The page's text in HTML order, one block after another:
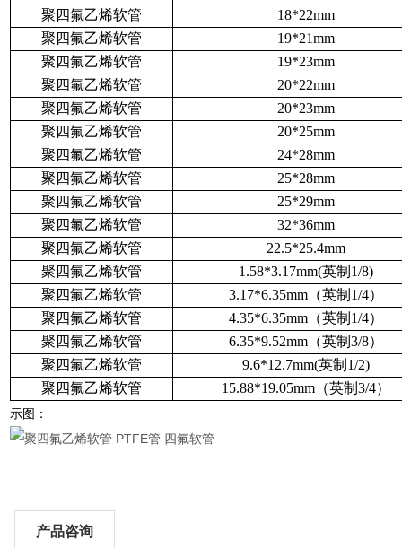
聚四氟乙烯软管
18*22mm
聚四氟乙烯软管
19*21mm
聚四氟乙烯软管
19*23mm
聚四氟乙烯软管
20*22mm
聚四氟乙烯软管
20*23mm
聚四氟乙烯软管
20*25mm
聚四氟乙烯软管
24*28mm
聚四氟乙烯软管
25*28mm
聚四氟乙烯软管
25*29mm
聚四氟乙烯软管
32*36mm
聚四氟乙烯软管
22.5*25.4mm
聚四氟乙烯软管
1.58*3.17mm(英制1/8)
聚四氟乙烯软管
3.17*6.35mm（英制1/4）
聚四氟乙烯软管
4.35*6.35mm（英制1/4）
聚四氟乙烯软管
6.35*9.52mm（英制3/8）
聚四氟乙烯软管
9.6*12.7mm(英制1/2)
聚四氟乙烯软管
15.88*19.05mm（英制3/4）
示图：
产品咨询